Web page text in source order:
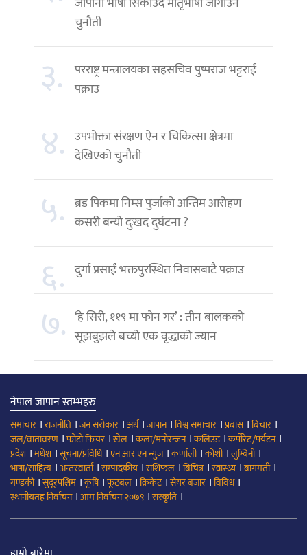
चुनौती
३.
परराष्ट्र मन्त्रालयका सहसचिव पुष्पराज भट्टराई
पक्राउ
४. उपभोक्ता संरक्षण ऐन र चिकित्सा क्षेत्रमा
देखिएको चुनौती
५. ब्रड पिकमा निम्स पुर्जाको अन्तिम आरोहण
कसरी बन्यो दुःखद दुर्घटना ?
६. दुर्गा प्रसाईं भक्तपुरस्थित निवासबाटै पक्राउ
७. ‘हे सिरी, ११९ मा फोन गर’ : तीन बालकको
सूझबुझले बच्यो एक वृद्धाको ज्यान
नेपाल जापान स्तम्भहरु
समाचार ।राजनीति ।जन सरोकार ।अर्थ।जापान।विश्व समाचार ।प्रबास।बिचार ।
जल/वातावरण ।फोटो फिचर ।खेल ।कला/मनोरन्जन।कलिउड।कर्पोरेट/पर्यटन।
प्रदेश।मधेश।सूचना/प्रविधि।एन आर एन न्युज।कर्णाली।कोशी।लुम्बिनी।
भाषा/साहित्य ।अन्तरवार्ता।सम्पादकीय ।राशिफल ।बिचित्र।स्वास्थ्य ।बागमती।
गण्डकी।सुदूरपश्चिम ।कृषि।फूटबल ।क्रिकेट।सेयर बजार ।विविध।
स्थानीयतह निर्वाचन।आम निर्वाचन २०७९ ।संस्कृति ।